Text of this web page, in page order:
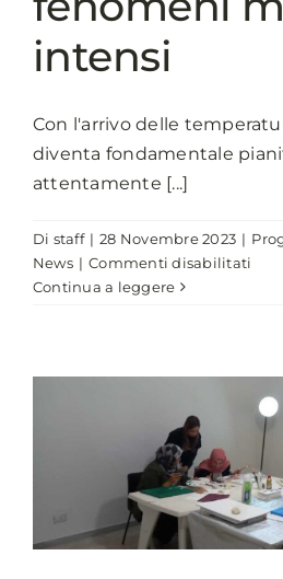
intensi
Con l'arrivo delle
diventa fondamentale
attentamente [...]
Di staff | 28 Novembre 2023 |
News | Commenti disabilitati
si
ad
Il
Continua a leggere